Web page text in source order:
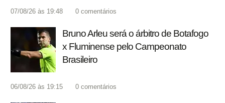
07/08/26 às 19:48 0 comentários
Bruno Arleu será o árbitro de Botafogo
x Fluminense pelo Campeonato
Brasileiro
06/08/26 às 19:15 0 comentários